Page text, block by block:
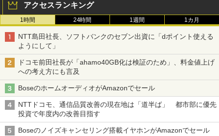
アクセスランキング
1時間 24時間 1週間 1カ月
NTT島田社長、ソフトバンクのセブン出資に「dポイント使える
ようにして」
ドコモ前田社長が「ahamo40GB化は検証のため」、料金値上げ
への考え方にも言及
BoseのホームオーディオがAmazonでセール
NTTドコモ、通信品質改善の現在地は「道半ば」 都市部に優先
投資で年度内の改善目指す
Boseのノイズキャンセリング搭載イヤホンがAmazonでセール